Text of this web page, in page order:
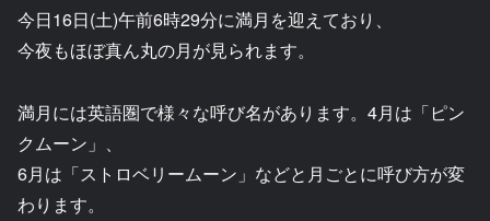
今日16日(土)午前6時29分に満月を迎えており、
今夜もほぼ真ん丸の月が見られます。
満月には英語圏で様々な呼び名があります。4月は「ピン
クムーン」、
6月は「ストロベリームーン」などと月ごとに呼び方が変
わります。